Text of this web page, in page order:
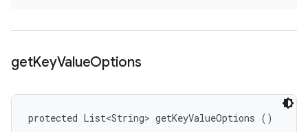
getKeyValueOptions
protected List<String> getKeyValueOptions ()